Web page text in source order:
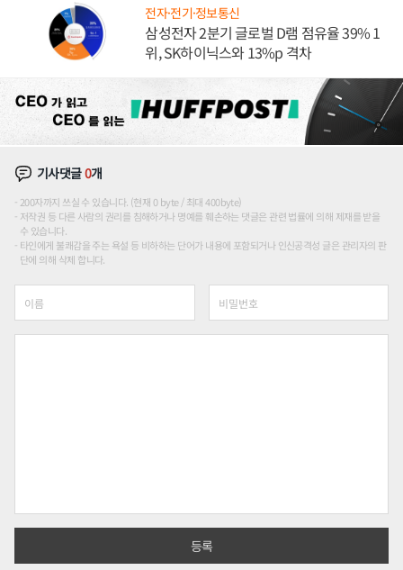
전자·전기·정보통신
삼성전자 2분기 글로벌 D램 점유율 39% 1
위, SK하이닉스와 13%p 격차
기사댓글0개
200자까지 쓰실 수 있습니다. (현재 0 byte / 최대 400byte)
저작권 등 다른 사람의 권리를 침해하거나 명예를 훼손하는 댓글은 관련 법률에 의해 제재를 받을
수 있습니다.
타인에게 불쾌감을 주는 욕설 등 비하하는 단어가 내용에 포함되거나 인신공격성 글은 관리자의 판
단에 의해 삭제 합니다.